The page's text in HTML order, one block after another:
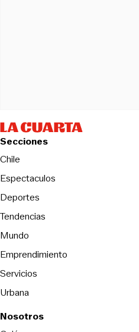
Secciones
Chile
Espectaculos
Deportes
Tendencias
Mundo
Emprendimiento
Servicios
Urbana
Nosotros